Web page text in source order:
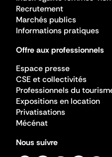
Recrutement
Marchés publics
Informations pratiques
Offre aux professionnels
Espace presse
CSE et collectivités
Professionnels du
Expositions en location
Privatisations
Mécénat
Nous suivre